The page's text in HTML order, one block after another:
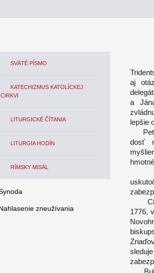
SVÄTÉ PÍSMO
KATECHIZMUS KATOLÍCKEJ
CIRKVI
LITURGICKÉ ČÍTANIA
LITURGIA HODÍN
RÍMSKY MISÁL
aj
a
lepšie
dosť
1776,